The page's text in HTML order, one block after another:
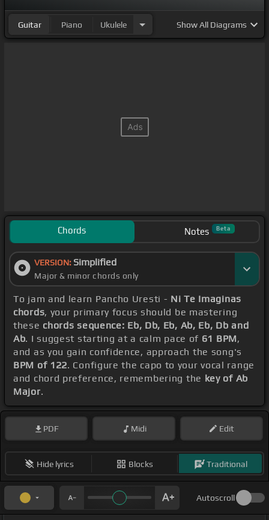
Guitar Piano Ukulele ShowAll Diagrams
Chords Notes Beta
VERSION: Simplified
Major & minor chords only
To jam and learn Pancho Uresti - Ni Te Imaginas
chords, your primary focus should be mastering
these chords sequence: Eb, Db, Eb, Ab, Eb, Db and
Ab. I suggest starting at a calm pace of 61 BPM,
and as you gain confidence, approach the song's
BPM of 122. Configure the capo to your vocal range
and chord preference, remembering the key of Ab
Major.
PDF Midi Edit
Hide lyrics Blocks Traditional
Autoscroll